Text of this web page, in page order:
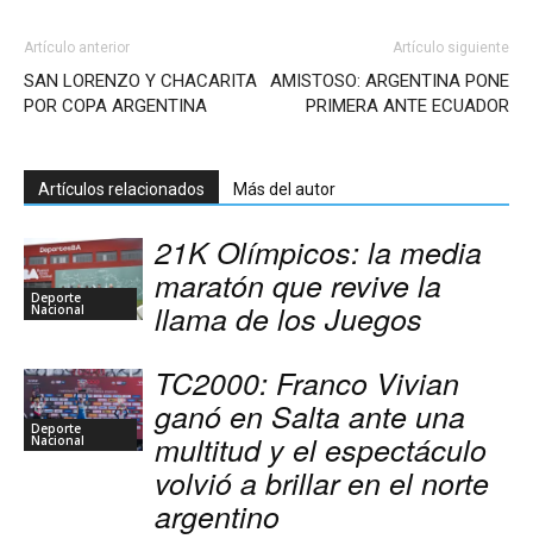
Artículo anterior
SAN LORENZO Y CHACARITA
POR COPA ARGENTINA
Artículo siguiente
AMISTOSO: ARGENTINA PONE
PRIMERA ANTE ECUADOR
Artículos relacionados Más del autor
Deporte
Nacional
21K Olímpicos: la media
maratón que revive la
llama de los Juegos
Deporte
Nacional
TC2000: Franco Vivian
ganó en Salta ante una
multitud y el espectáculo
volvió a brillar en el norte
argentino